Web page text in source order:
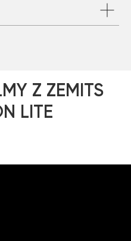
Z ZEMITS
LITE